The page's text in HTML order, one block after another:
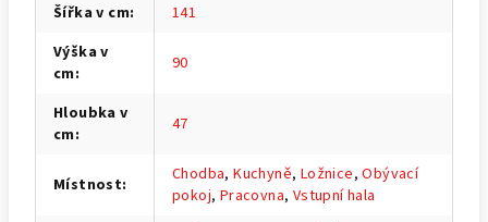
Šířka v cm:
141
Výška v
cm: 90
Hloubka v
cm: 47
Místnost: Chodba,Kuchyně, Ložnice,Obývací
pokoj, Pracovna, Vstupní hala